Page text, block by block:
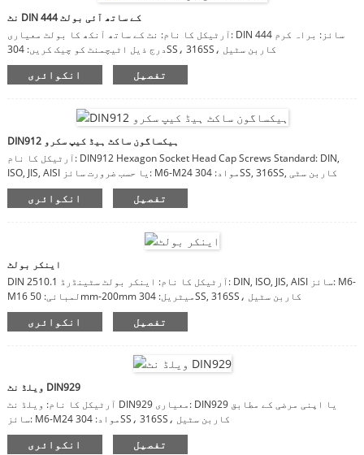
نٹ DIN 444 کے ساتھ آئی بولٹ
آرٹیکل کا نام: نٹ کے ساتھ آنکھ کا بولٹ معیاری: DIN 444 سائز: براہ کرم
درج ذیل اٹیچمنٹ کو چیک کریں: 304SS، 316SS، کاربن سٹیل
انکوائری تفصیل
DIN912 ہیکساگون ساکٹ ہیڈ کیپ سکرو
آرٹیکل کا نام: DIN912 Hexagon Socket Head Cap Screws Standard: DIN,
ISO, JIS, AISI یا حسب ضرورت سائز: M6-M24 مواد: 304SS, 316SS, کاربن سٹی
انکوائری تفصیل
اینکر بولٹ
DIN 2510.1 آرٹیکل کا نام: اینکر بولٹ سٹینڈرڈ: DIN, ISO, JIS, AISI سائز: M6-
M16 لمبائی: 50mm-200mm میٹریل: 304SS, 316SS، کاربن سٹیل
انکوائری تفصیل
ویلڈ نٹ DIN929
آرٹیکل کا نام: ویلڈ نٹ DIN929 معیاری: DIN929 یا اپنی مرضی کے مطابق
سائز: M6-M24 مواد: 304SS، 316SS، کاربن سٹیل
انکوائری تفصیل